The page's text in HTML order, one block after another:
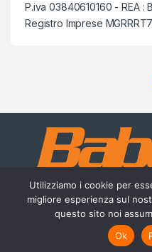
P.iva 03840610160 - REA :
Registro Imprese
Scrivici
Utilizziamo i cookie per
migliore esperienza sul
questo sito noi
Ok